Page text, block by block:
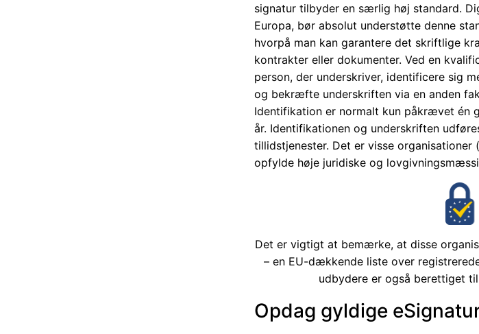
signatur tilbyder en særlig høj standard.
Europa, bør absolut understøtte denne
hvorpå man kan garantere det skriftlige
kontrakter eller dokumenter. Ved en
person, der underskriver, identificere sig
og bekræfte underskriften via en anden
Identifikation er normalt kun påkrævet én
år. Identifikationen og underskriften
tillidstjenester. Det er visse organisationer
opfylde høje juridiske og
Det er vigtigt at bemærke, at disse
– en EU-dækkende liste over
udbydere er også berettiget
Opdag gyldige